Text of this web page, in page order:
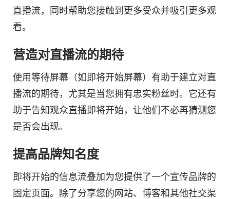
直播流，同时帮助您接触到更多受众并吸引更多观
看。
营造对直播流的期待
使用等待屏幕（如即将开始屏幕）有助于建立对直
播流的期待，尤其是当您拥有忠实粉丝时。它还有
助于告知观众直播即将开始，让他们不必再猜测您
是否会出现。
提高品牌知名度
即将开始的信息流叠加为您提供了一个宣传品牌的
固定页面。除了分享您的网站、博客和其他社交渠